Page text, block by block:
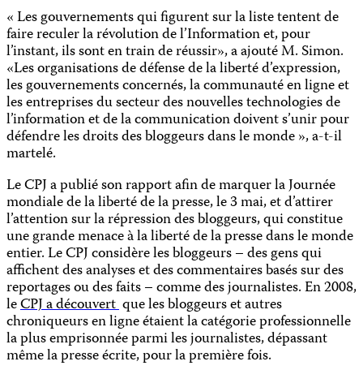
« Les gouvernements qui figurent sur la liste tentent de
faire reculer la révolution de l’Information et, pour
l’instant, ils sont en train de réussir», a ajouté M. Simon.
«Les organisations de défense de la liberté d’expression,
les gouvernements concernés, la communauté en ligne et
les entreprises du secteur des nouvelles technologies de
l’information et de la communicationdoivent s’unir pour
défendre les droits des bloggeurs dans le monde », a-t-il
martelé.
Le CPJ a publié son rapport afin de marquer la Journée
mondiale de la liberté de la presse, le 3 mai, et d’attirer
l’attention sur la répression des bloggeurs, qui constitue
une grande menace à la liberté de la presse dans le monde
entier. Le CPJ considère les bloggeurs – desgens qui
affichent des analyses et descommentaires basés sur des
reportages ou des faits – comme des journalistes. En 2008,
leCPJ a découvertque les bloggeurs et autres
chroniqueurs en ligne étaient la catégorie professionnelle
la plus emprisonnée parmi les journalistes, dépassant
même la presse écrite, pour la première fois.